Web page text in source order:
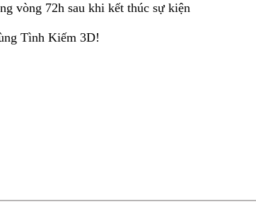
vòng 72h sau khi kết thúc sự kiện
Tình Kiếm 3D!